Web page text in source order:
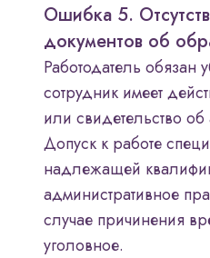
Ошибка 5.
документов об
Работодатель обязан
сотрудник имеет
или свидетельство
Допуск к работе
надлежащей
административное
случае причинения
уголовное.